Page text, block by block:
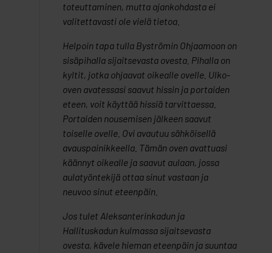
toteuttaminen, mutta ajankohdasta ei
valitettavasti ole vielä tietoa.
Helpoin tapa tulla Byströmin Ohjaamoon on
sisäpihalla sijaitsevasta ovesta. Pihalla on
kyltit, jotka ohjaavat oikealle ovelle. Ulko-
oven avatessasi saavut hissin ja portaiden
eteen, voit käyttää hissiä tarvittaessa.
Portaiden nousemisen jälkeen saavut
toiselle ovelle. Ovi avautuu sähköisellä
avauspainikkeella. Tämän oven avattuasi
käännyt oikealle ja saavut aulaan, jossa
aulatyöntekijä ottaa sinut vastaan ja
neuvoo sinut eteenpäin.
Jos tulet Aleksanterinkadun ja
Hallituskadun kulmassa sijaitsevasta
ovesta, kävele hieman eteenpäin ja suuntaa